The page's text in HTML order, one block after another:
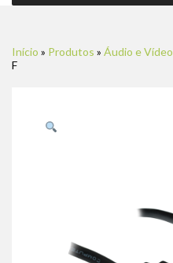
Início » Produtos » Áudio e Vídeo
F